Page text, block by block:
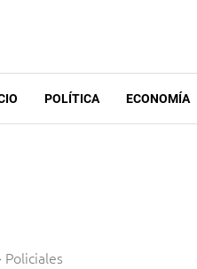
POLÍTICA ECONOMÍA
Policiales